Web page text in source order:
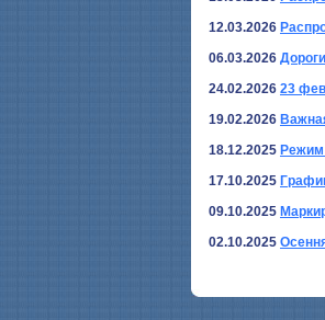
12.03.2026
06.03.2026
24.02.2026 23
19.02.2026
18.12.2025 Режим
17.10.2025
09.10.2025
02.10.2025